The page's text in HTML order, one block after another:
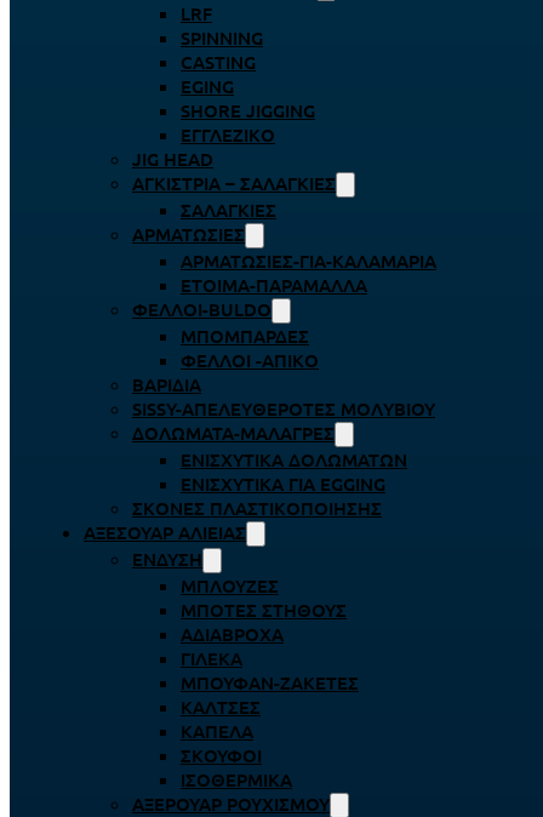
LRF
SPINNING
CASTING
EGING
SHORE JIGGING
ΕΓΓΛΈΖΙΚΟ
JIG HEAD
ΑΓΚΊΣΤΡΙΑ – ΣΑΛΑΓΚΙΈΣ
ΣΑΛΑΓΚΙΈΣ
ΑΡΜΑΤΩΣΙΈΣ
ΑΡΜΑΤΩΣΙΈΣ-ΓΙΑ-ΚΑΛΑΜΆΡΙΑ
ΈΤΟΙΜΑ-ΠΑΡΆΜΑΛΛΑ
ΦΕΛΛΟΊ-BULDO
ΜΠΟΜΠΆΡΔΕΣ
ΦΕΛΛΟΊ -ΑΠΊΚΟ
ΒΑΡΊΔΙΑ
SISSY-ΑΠΕΛΕΥΘΕΡΟΤΈΣ ΜΟΛΥΒΙΟΎ
ΔΟΛΏΜΑΤΑ-ΜΑΛΆΓΡΕΣ
ΕΝΙΣΧΥΤΙΚΆ ΔΟΛΩΜΆΤΩΝ
ΕΝΙΣΧΥΤΙΚΆ ΓΙΑ EGGING
ΣΚΌΝΕΣ ΠΛΑΣΤΙΚΟΠΟΊΗΣΗΣ
ΑΞΕΣΟΥΆΡ ΑΛΙΕΊΑΣ
ΈΝΔΥΣΗ
ΜΠΛΟΎΖΕΣ
ΜΠΌΤΕΣ ΣΤΉΘΟΥΣ
ΑΔΙΆΒΡΟΧΑ
ΓΙΛΈΚΑ
ΜΠΟΥΦΆΝ-ΖΑΚΈΤΕΣ
ΚΆΛΤΣΕΣ
ΚΑΠΈΛΑ
ΣΚΟΎΦΟΙ
ΙΣΟΘΕΡΜΙΚΆ
ΑΞΕΡΟΥΆΡ ΡΟΥΧΙΣΜΟΎ